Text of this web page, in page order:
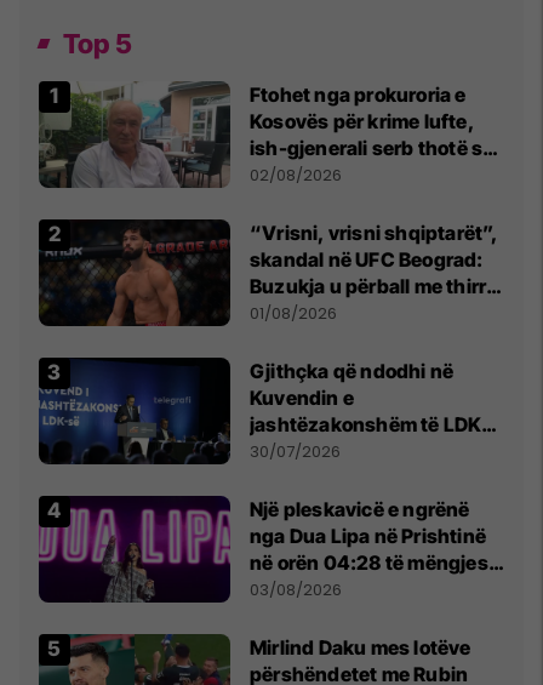
Top 5
Ftohet nga prokuroria e
Kosovës për krime lufte,
ish-gjenerali serb thotë se
dikush e tradhtoi në
02/08/2026
“Vrisni, vrisni shqiptarët”,
skandal në UFC Beograd:
Buzukja u përball me thirrje
anti-shqiptare nga
01/08/2026
Gjithçka që ndodhi në
Kuvendin e
jashtëzakonshëm të LDK-
së
30/07/2026
Një pleskavicë e ngrënë
nga Dua Lipa në Prishtinë
në orën 04:28 të mëngjesit
- dhe bota digjitale serbe
03/08/2026
Mirlind Daku mes lotëve
përshëndetet me Rubin